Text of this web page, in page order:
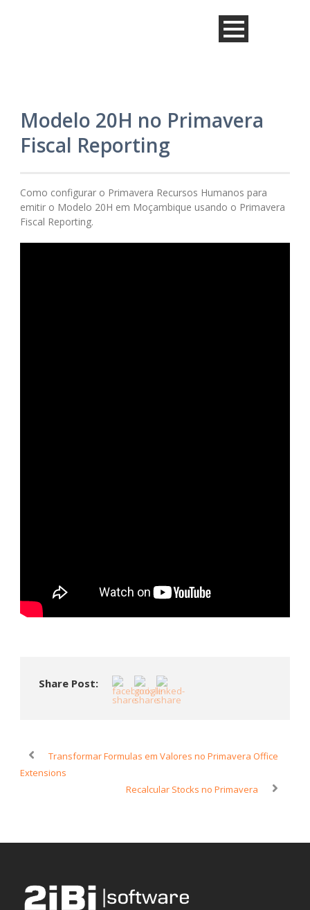
Modelo 20H no Primavera
Fiscal Reporting
Como configurar o Primavera Recursos Humanos para
emitir o Modelo 20H em Moçambique usando o Primavera
Fiscal Reporting.
Share Post:
Transformar Formulas em Valores no Primavera Office
Extensions
Recalcular Stocks no Primavera